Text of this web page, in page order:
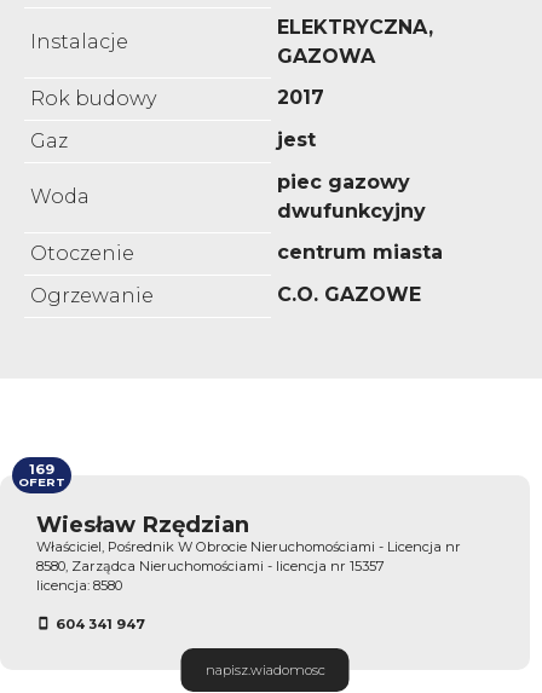
Instalacje
ELEKTRYCZNA,
GAZOWA
Rok budowy
2017
Gaz
jest
Woda
piec gazowy
dwufunkcyjny
Otoczenie
centrum miasta
Ogrzewanie
C.O. GAZOWE
Wiesław Rzędzian
Właściciel, Pośrednik W Obrocie Nieruchomościami - Licencja nr
8580, Zarządca Nieruchomościami - licencja nr 15357
licencja: 8580
604 341 947
napisz.wiadomosc
169
OFERT